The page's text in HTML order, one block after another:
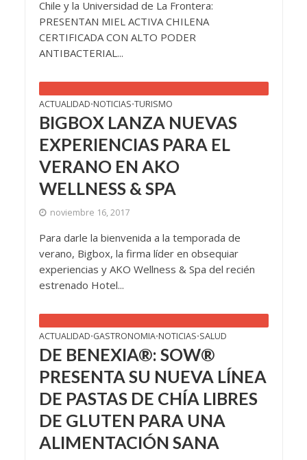
Chile y la Universidad de La Frontera:
PRESENTAN MIEL ACTIVA CHILENA
CERTIFICADA CON ALTO PODER
ANTIBACTERIAL...
ACTUALIDAD•NOTICIAS•TURISMO
BIGBOX LANZA NUEVAS
EXPERIENCIAS PARA EL
VERANO EN AKO
WELLNESS & SPA
noviembre 16, 2017
Para darle la bienvenida a la temporada de
verano, Bigbox, la firma líder en obsequiar
experiencias y AKO Wellness & Spa del recién
estrenado Hotel...
ACTUALIDAD•GASTRONOMIA•NOTICIAS•SALUD
DE BENEXIA®: SOW®
PRESENTA SU NUEVA LÍNEA
DE PASTAS DE CHÍA LIBRES
DE GLUTEN PARA UNA
ALIMENTACIÓN SANA